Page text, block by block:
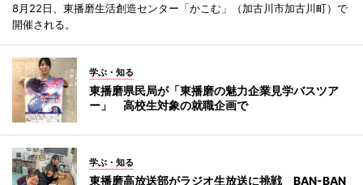
8月22日、東播磨生活創造センター「かこむ」（加古川市加古川町）で
開催される。
学ぶ・知る
東播磨県民局が「東播磨の魅力企業見学バスツア
ー」 高校生対象の就職企画で
学ぶ・知る
東播磨高放送部がラジオ生放送に挑戦 BAN-BAN